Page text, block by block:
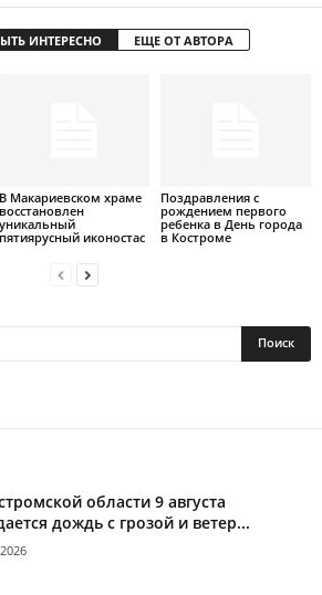
ИНТЕРЕСНО ЕЩЕ ОТ АВТОРА
В Макариевском храме
восстановлен
уникальный
пятиярусный иконостас
Поздравления с
рождением первого
ребенка в День города
в Костроме
области 9 августа
дождь с грозой и ветер...